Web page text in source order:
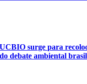
UCBIO surge para
do debate ambiental